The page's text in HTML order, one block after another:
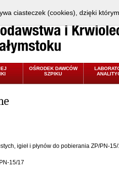
OŚRODEK DAWCÓW
SZPIKU
igieł i płynów do pobierania ZP/PN-
15/17
ciasteczek (cookies), dzięki